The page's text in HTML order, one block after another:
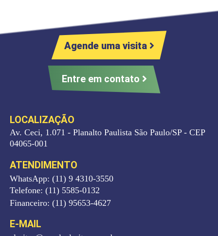
Agende uma visita
Entre em contato
LOCALIZAÇÃO
Av. Ceci, 1.071 - Planalto Paulista São Paulo/SP - CEP
04065-001
ATENDIMENTO
WhatsApp: (11) 9 4310-3550
Telefone: (11) 5585-0132
Financeiro: (11) 95653-4627
E-MAIL